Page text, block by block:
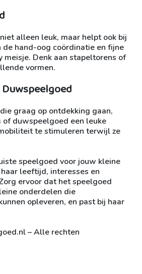
alleen leuk, maar helpt ook bij
hand-oog coördinatie en fijne
meisje. Denk aan stapeltorens of
vormen.
graag op ontdekking gaan,
of duwspeelgoed een leuke
te stimuleren terwijl ze
speelgoed voor jouw kleine
leeftijd, interesses en
ervoor dat het speelgoed
onderdelen die
opleveren, en past bij haar
– Alle rechten